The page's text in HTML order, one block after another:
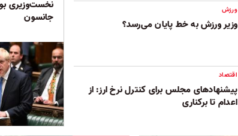
ورزش
وزیر ورزش به خط پایان می‌رسد؟
اقتصاد
پیشنهادهای مجلس برای کنترل نرخ ارز: از
اعدام تا برکناری
نخست‌وزیری
جانسون